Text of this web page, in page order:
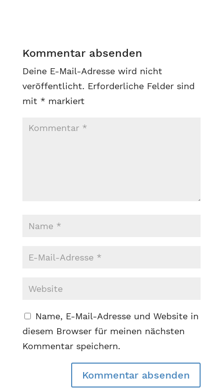
Kommentar absenden
Deine E-Mail-Adresse wird nicht
veröffentlicht. Erforderliche Felder sind
mit * markiert
Name, E-Mail-Adresse und Website in
diesem Browser für meinen nächsten
Kommentar speichern.